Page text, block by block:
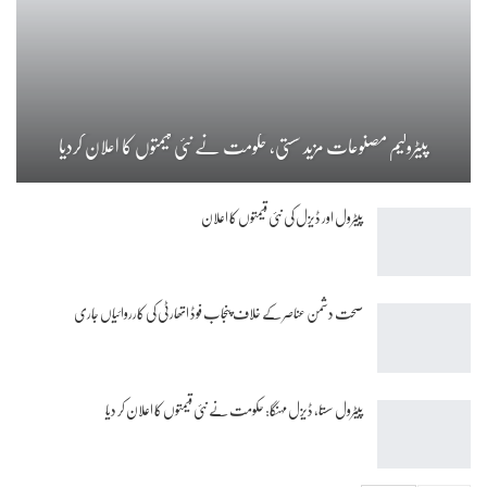
پیٹرولیم مصنوعات مزید سستی، حکومت نے نئی قیمتوں کا اعلان کردیا
پیٹرول اور ڈیزل کی نئی قیمتوں کا اعلان
صحت دشمن عناصر کے خلاف پنجاب فوڈ اتھارٹی کی کارروائیاں جاری
پیٹرول سستا، ڈیزل مہنگا: حکومت نے نئی قیمتوں کا اعلان کر دیا